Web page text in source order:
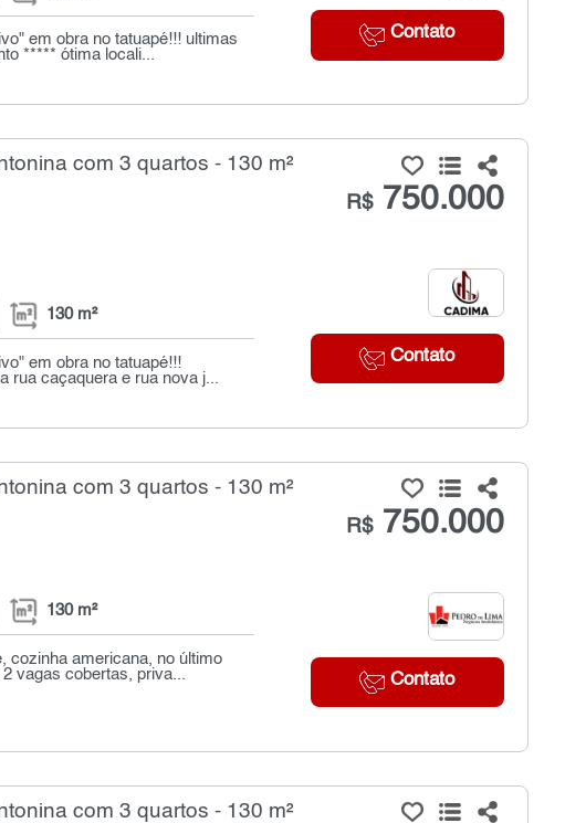
Contato
em obra no tatuapé!!! ultimas
***** ótima locali...
com 3 quartos - 130 m²
R$750.000
Contato
130 m²
em obra no tatuapé!!!
rua caçaquera e rua nova j...
com 3 quartos - 130 m²
R$750.000
Contato
130 m²
cozinha americana, no último
vagas cobertas, priva...
com 3 quartos - 130 m²